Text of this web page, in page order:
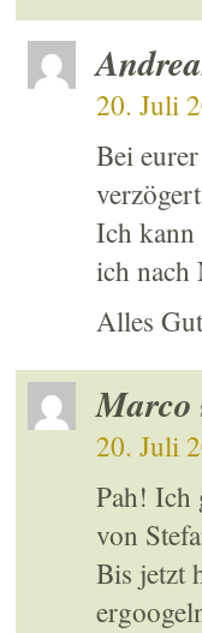
20. Juli
Bei
Ich
ich nach
Alles
Marco
20. Juli
Pah! Ich
von
Bis jetzt